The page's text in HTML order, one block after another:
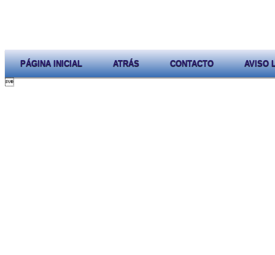
PÁGINA INICIAL ATRÁS CONTACTO AVISO
